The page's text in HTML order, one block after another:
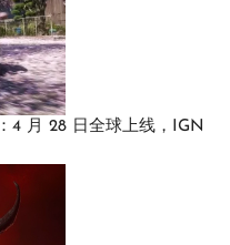
：4 月 28 日全球上线，IGN